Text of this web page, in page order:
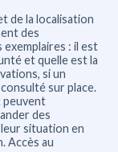
de la localisation
des
: il est
et quelle est la
si un
sur place.
peuvent
des
situation en
Accès au